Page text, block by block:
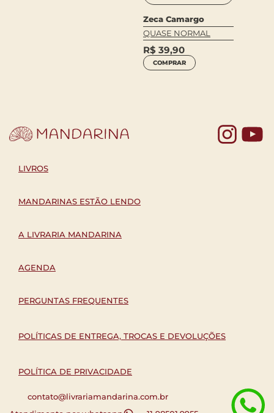
Zeca Camargo
QUASE NORMAL
R$ 39,90
COMPRAR
LIVROS
MANDARINAS ESTÃO LENDO
A LIVRARIA MANDARINA
AGENDA
PERGUNTAS FREQUENTES
POLÍTICAS DE ENTREGA, TROCAS E DEVOLUÇÕES
POLÍTICA DE PRIVACIDADE
contato@livrariamandarina.com.br